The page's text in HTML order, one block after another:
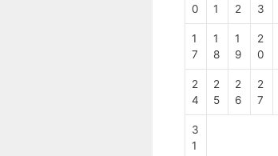
0
1
2
3
1
7
1
8
1
9
2
0
2
4
2
5
2
6
2
7
3
1